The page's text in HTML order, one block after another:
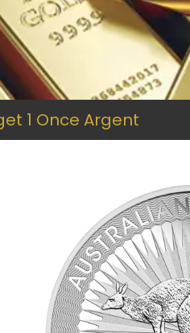
1 Once Argent